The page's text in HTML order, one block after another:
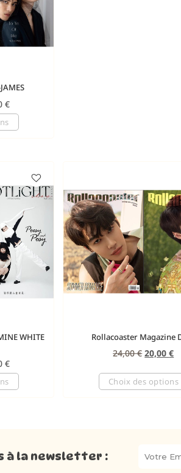
€
WHITE
€
Rollacoaster Magazine
24,00€ 20,00€
Choix des options
à la newsletter :